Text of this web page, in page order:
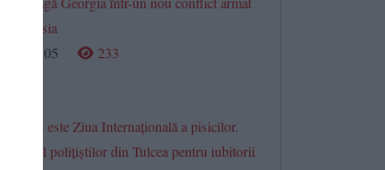
cu Rusia
16:05
233
Astăzi este Ziua Internațională a pisicilor.
Apelul polițiștilor din Tulcea pentru iubitorii